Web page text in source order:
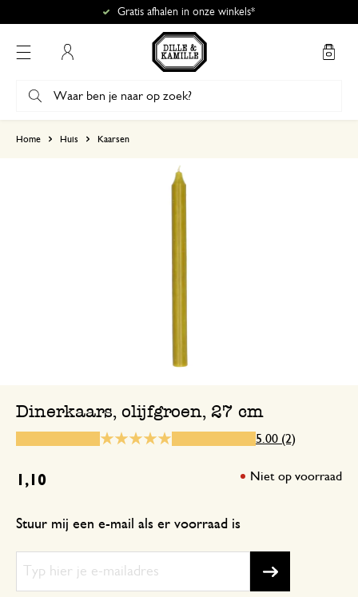
Gratis afhalen in onze winkels*
Home Huis Kaarsen
Dinerkaars, olijfgroen, 27 cm
5.00 (2)
1,10
Stuur mij een e-mail als er voorraad is
Niet op voorraad
24 april 2025
Enkel een score, geen toelichting